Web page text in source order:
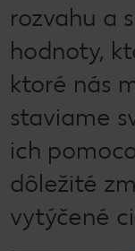
rozvahu a
hodnoty,
ktoré nás
staviame
ich
dôležité
vytýčené